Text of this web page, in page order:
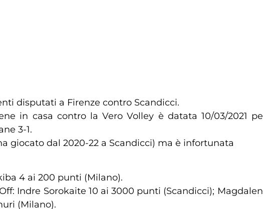
disputati a Firenze contro Scandicci.
in casa contro la Vero Volley è datata 10/03/2021
3-1.
giocato dal 2020-22 a Scandicci) ma è infortunata
4 ai 200 punti (Milano).
Indre Sorokaite 10 ai 3000 punti (Scandicci);
(Milano).